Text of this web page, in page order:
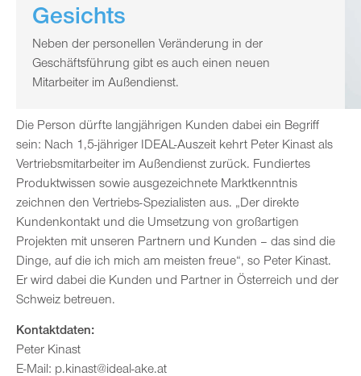
Gesichts
Neben der personellen Veränderung in der
Geschäftsführung gibt es auch einen neuen
Mitarbeiter im Außendienst.
Die Person dürfte langjährigen Kunden dabei ein Begriff
sein: Nach 1,5-jähriger IDEAL-Auszeit kehrt Peter Kinast als
Vertriebsmitarbeiter im Außendienst zurück. Fundiertes
Produktwissen sowie ausgezeichnete Marktkenntnis
zeichnen den Vertriebs-Spezialisten aus. „Der direkte
Kundenkontakt und die Umsetzung von großartigen
Projekten mit unseren Partnern und Kunden – das sind die
Dinge, auf die ich mich am meisten freue“, so Peter Kinast.
Er wird dabei die Kunden und Partner in Österreich und der
Schweiz betreuen.
Kontaktdaten:
Peter Kinast
E-Mail: p.kinast@ideal-ake.at